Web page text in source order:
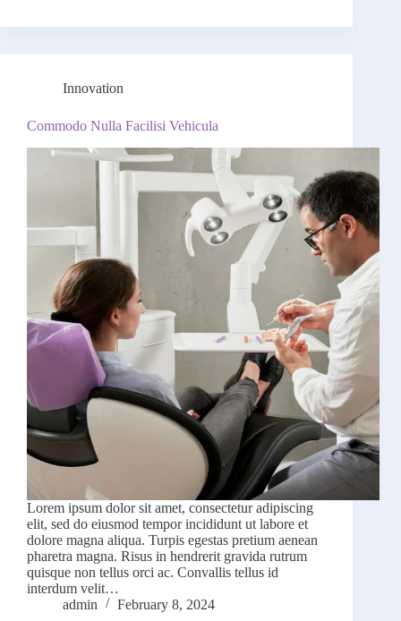
Innovation
Commodo Nulla Facilisi Vehicula
Lorem ipsum dolor sit amet, consectetur adipiscing
elit, sed do eiusmod tempor incididunt ut labore et
dolore magna aliqua. Turpis egestas pretium aenean
pharetra magna. Risus in hendrerit gravida rutrum
quisque non tellus orci ac. Convallis tellus id
interdum velit…
admin
February 8, 2024